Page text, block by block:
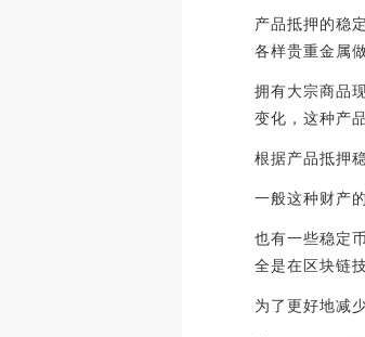
产品抵押的稳
各样贵重金属
拥有大宗商品
变化，这种产
根据产品抵押
一般这种财产
也有一些稳定
全是在区块链
为了更好地减